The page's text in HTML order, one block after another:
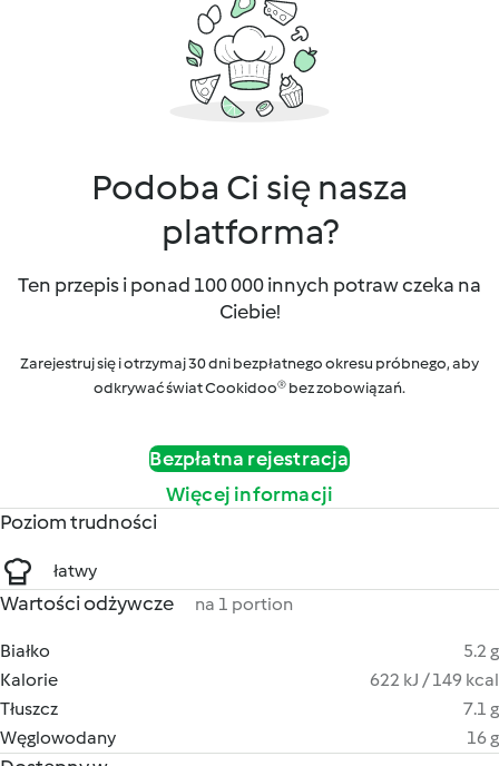
Podoba Ci się nasza
platforma?
Ten przepis i ponad 100 000 innych potraw czeka na
Ciebie!
Zarejestruj się i otrzymaj 30 dni bezpłatnego okresu próbnego, aby
odkrywać świat Cookidoo® bez zobowiązań.
Bezpłatna rejestracja
Więcej informacji
Poziom trudności
łatwy
Wartości odżywcze na 1 portion
Białko
5.2 g
Kalorie
622 kJ / 149 kcal
Tłuszcz
7.1 g
Węglowodany
16 g